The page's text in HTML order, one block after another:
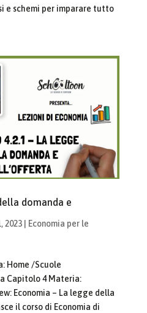
e schemi per imparare tutto
domanda e
2023|
Economia per le
Home /Scuole
Capitolo 4 Materia:
Economia – La legge della
il corso di Economia di